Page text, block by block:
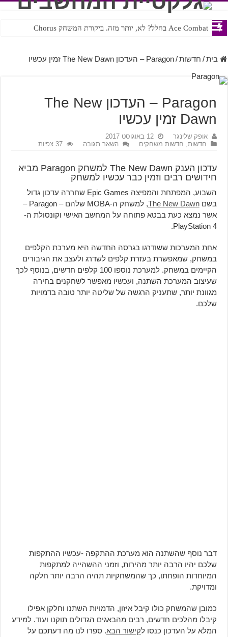
Ace Combat בחלל? לא, יותר מזה. ביקורת המשחק Chorus
בית / חדשות / Paragon – העדכון The New Dawn זמין עכשיו
Paragon – העדכון The New
Dawn זמין עכשיו
אופק שלינגר
12 באוגוסט 2017
חדשות, חדשות משחקים השאר תגובה 37 צפיות
עדכון הענק The New Dawn למשחק Paragon מביא
חידושים רבים וזמין כבר עכשיו למשחק
השבוע, המפתחת והמפיצה Epic Games שחררה עדכון גדול
בשם The New Dawn
, למשחק ה-MOBA שלהם – Paragon –
אשר נמצא כעת בבטא פתוחה על המחשב האישי וקונסולת ה-
PlayStation 4.
אחת המערכות ששודרגו בגרסה החדשה היא מערכת הקלפים
במשחק, שמאפשרת בעזרת קלפים לשדרג ולעצב את הגיבורים
הקיימים במשחק. למערכת נוספו 100 קלפים חדשים, בנוסף לכך
שעיצוב המערכת השתנה, ועכשיו מאפשר לשחקנים בחירה
מגוונת יותר, שתעניק הרגשה של שליטה יותר טובה בדמויות
שלכם.
דבר נוסף שהשתנה הוא מערכת ההתקפה -עכשיו ההתקפות
שלכם יהיו הרבה יותר מהירות, וזמני ההשהייה למתקפות
המיוחדות הופחתו, כך שהמשחקיות תהיה הרבה יותר חלקה
ומדויקת.
כמובן שהמשחק כולו קיבל איזון, הדמויות השתנו וחלקן אפילו
קיבלו מהלכים חדשים, רבים מהבאגים הגדולים תוקנו ועוד. למידע
המלא על העדכון כנסו לקישור הבא. ספרו לנו מה דעתכם על